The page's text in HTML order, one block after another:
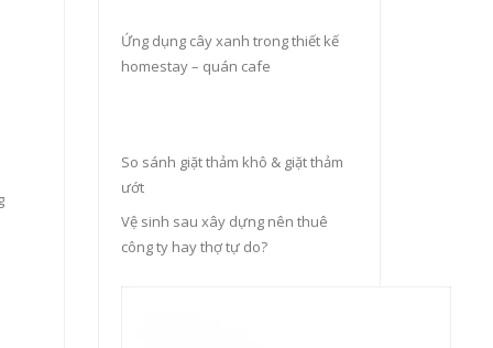
Ứng dụng cây xanh trong thiết kế
homestay – quán cafe
So sánh giặt thảm khô & giặt thảm
ướt
Vệ sinh sau xây dựng nên thuê
công ty hay thợ tự do?